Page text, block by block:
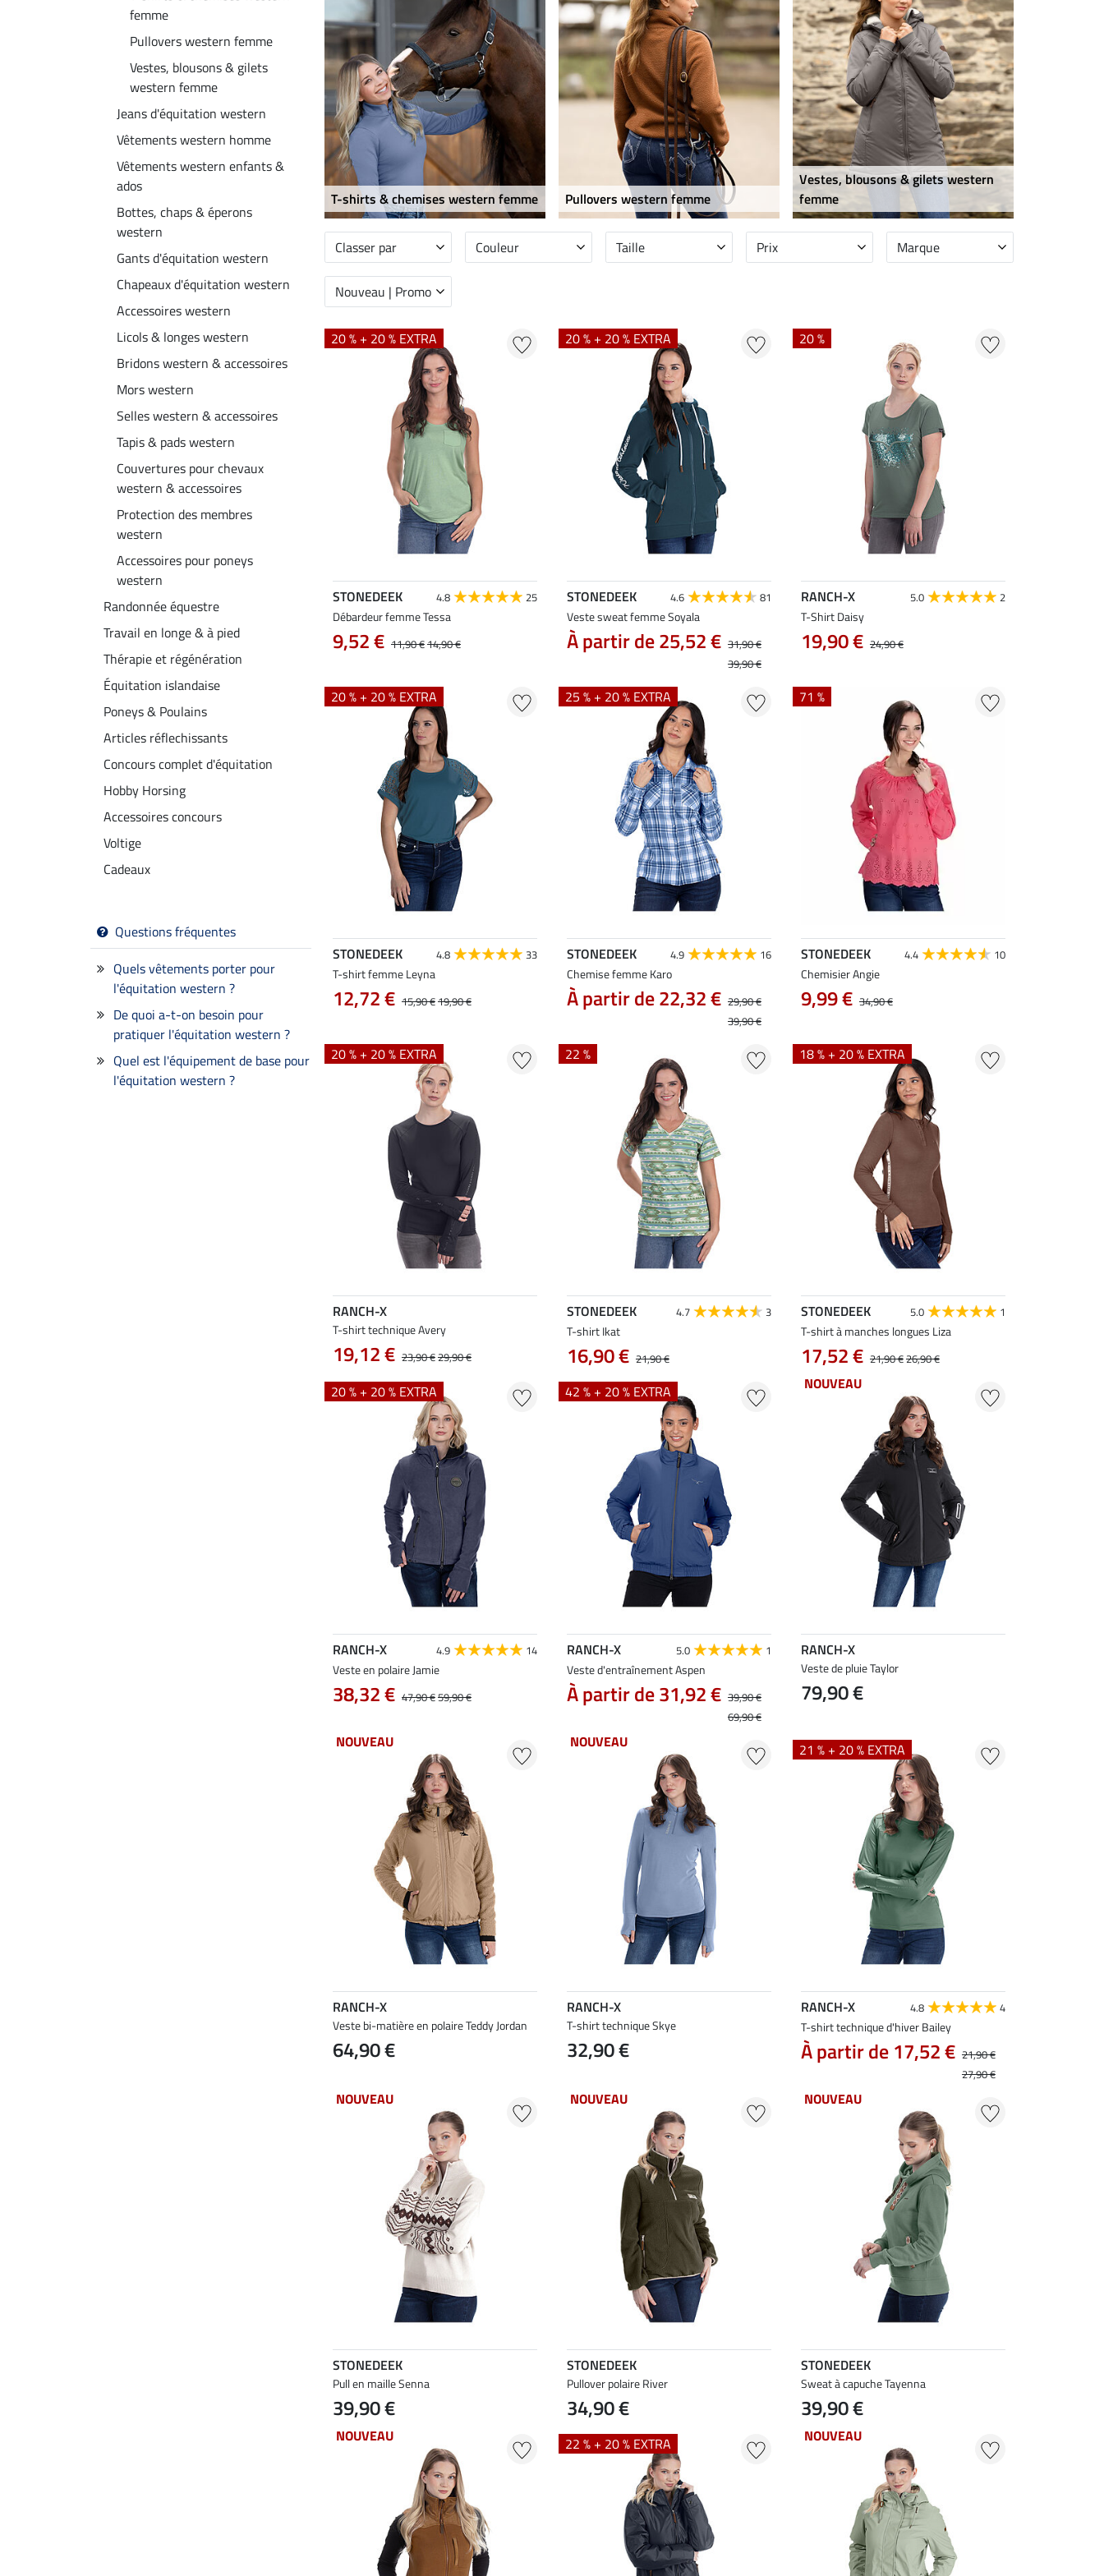
femme
Pullovers western femme
Vestes, blousons & gilets
western femme
Jeans d'équitation western
Vêtements western homme
Vêtements western enfants &
ados
Bottes, chaps & éperons
western
Gants d'équitation western
Chapeaux d'équitation western
Accessoires western
Licols & longes western
Bridons western & accessoires
Mors western
Selles western & accessoires
Tapis & pads western
Couvertures pour chevaux
western & accessoires
Protection des membres
western
Accessoires pour poneys
western
Randonnée équestre
Travail en longe & à pied
Thérapie et régénération
Équitation islandaise
Poneys & Poulains
Articles réflechissants
Concours complet d'équitation
Hobby Horsing
Accessoires concours
Voltige
Cadeaux
Questions fréquentes
Quels vêtements porter pour
l'équitation western ?
De quoi a-t-on besoin pour
pratiquer l'équitation western ?
Quel est l'équipement de base pour
l'équitation western ?
T-shirts & chemises western femme Pullovers western femme
Vestes, blousons & gilets western
femme
Classer par Couleur Taille Prix Marque
Nouveau | Promo
20 % + 20 % EXTRA
STONEDEEK 4.8 25
Débardeur femme Tessa
9,52 € 11,90 €14,90 €
20 % + 20 % EXTRA
STONEDEEK 4.6 81
Veste sweat femme Soyala
À partir de 25,52 € 31,90 €
39,90 €
20 %
RANCH-X 5.0 2
T-Shirt Daisy
19,90 € 24,90 €
20 % + 20 % EXTRA
STONEDEEK 4.8 33
T-shirt femme Leyna
12,72 € 15,90 €19,90 €
25 % + 20 % EXTRA
STONEDEEK 4.9 16
Chemise femme Karo
À partir de 22,32 € 29,90 €
39,90 €
71 %
STONEDEEK 4.4 10
Chemisier Angie
9,99 € 34,90 €
20 % + 20 % EXTRA
RANCH-X
T-shirt technique Avery
19,12 € 23,90 €29,90 €
22 %
STONEDEEK 4.7 3
T-shirt Ikat
16,90 € 21,90 €
18 % + 20 % EXTRA
STONEDEEK 5.0 1
T-shirt à manches longues Liza
17,52 € 21,90 €26,90 €
20 % + 20 % EXTRA
RANCH-X 4.9 14
Veste en polaire Jamie
38,32 € 47,90 €59,90 €
42 % + 20 % EXTRA
RANCH-X 5.0 1
Veste d'entraînement Aspen
À partir de 31,92 € 39,90 €
69,90 €
NOUVEAU
RANCH-X
Veste de pluie Taylor
79,90 €
NOUVEAU
RANCH-X
Veste bi-matière en polaire Teddy Jordan
64,90 €
NOUVEAU
RANCH-X
T-shirt technique Skye
32,90 €
21 % + 20 % EXTRA
RANCH-X 4.8 4
T-shirt technique d'hiver Bailey
À partir de 17,52 € 21,90 €
27,90 €
NOUVEAU
STONEDEEK
Pull en maille Senna
39,90 €
NOUVEAU
STONEDEEK
Pullover polaire River
34,90 €
NOUVEAU
STONEDEEK
Sweat à capuche Tayenna
39,90 €
NOUVEAU 22 % + 20 % EXTRA NOUVEAU